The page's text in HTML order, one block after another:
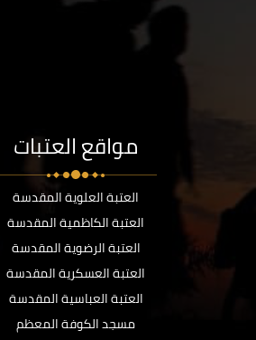
مواقع العتبات
العتبة العلوية المقدسة
العتبة الكاظمية المقدسة
العتبة الرضوية المقدسة
العتبة العسكرية المقدسة
العتبة العباسية المقدسة
مسجد الكوفة المعظم